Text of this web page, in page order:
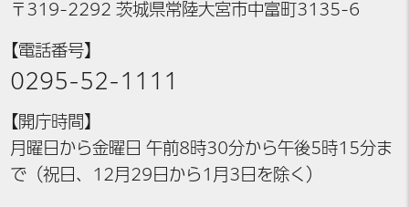
〒319-2292 茨城県常陸大宮市中富町3135-6
【電話番号】
0295-52-1111
【開庁時間】
月曜日から金曜日 午前8時30分から午後5時15分ま
で（祝日、12月29日から1月3日を除く）